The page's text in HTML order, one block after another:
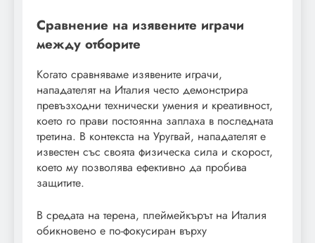
Сравнение на изявените играчи
между отборите
Когато сравняваме изявените играчи,
нападателят на Италия често демонстрира
превъзходни технически умения и креативност,
което го прави постоянна заплаха в последната
третина. В контекста на Уругвай, нападателят е
известен със своята физическа сила и скорост,
което му позволява ефективно да пробива
защитите.
В средата на терена, плеймейкърът на Италия
обикновено е по-фокусиран върху